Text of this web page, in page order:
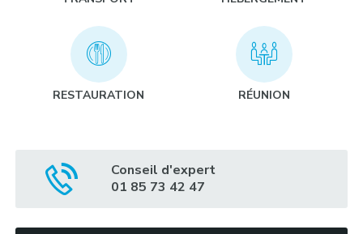
Rallye en voiture Fiat sur le thème « Cinéma &
Dolce Vita » :
RESTAURATION RÉUNION
Conseil d'expert
01 85 73 42 47